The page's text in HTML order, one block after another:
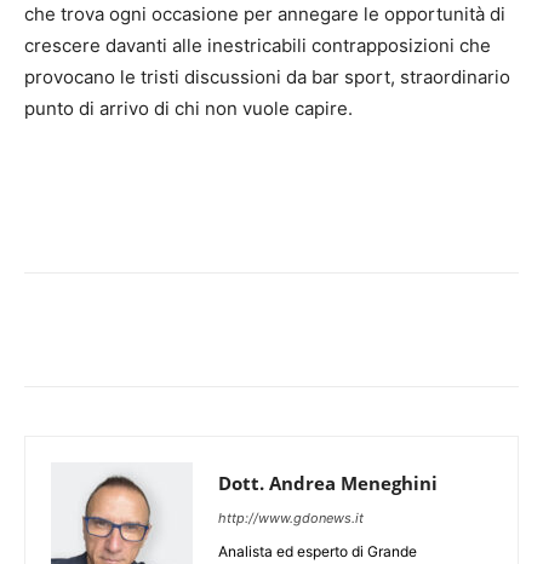
che trova ogni occasione per annegare le opportunità di
crescere davanti alle inestricabili contrapposizioni che
provocano le tristi discussioni da bar sport, straordinario
punto di arrivo di chi non vuole capire.
Dott. Andrea Meneghini
http://www.gdonews.it
Analista ed esperto di Grande